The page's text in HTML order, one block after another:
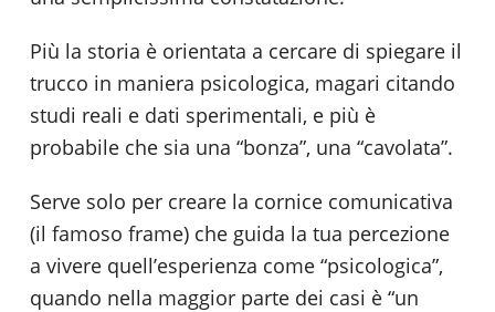
Più la storia è orientata a cercare di spiegare il
trucco in maniera psicologica, magari citando
studi reali e dati sperimentali, e più è
probabile che sia una “bonza”, una “cavolata”.
Serve solo per creare la cornice comunicativa
(il famoso frame) che guida la tua percezione
a vivere quell’esperienza come “psicologica”,
quando nella maggior parte dei casi è “un